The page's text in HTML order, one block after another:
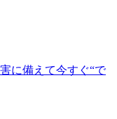
備えて今すぐ“で